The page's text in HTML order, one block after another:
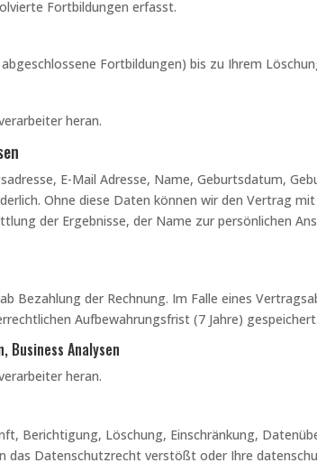
Fortbildungen erfasst.
Fortbildungen) bis zu Ihrem
heran.
E-Mail Adresse, Name, Geburtsdatum,
Ohne diese Daten können wir den Vertrag
der Ergebnisse, der Name zur persönlichen
Bezahlung der Rechnung. Im Falle eines
Aufbewahrungsfrist (7 Jahre) gespeichert.
Business Analysen
heran.
Berichtigung, Löschung, Einschränkung,
das Datenschutzrecht verstößt oder Ihre